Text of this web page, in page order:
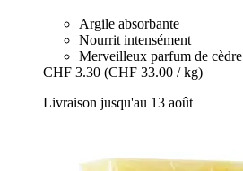
Argile absorbante
Nourrit intensément
Merveilleux parfum de cèdre
CHF 3.30 (CHF 33.00 / kg)
Livraison jusqu'au 13 août